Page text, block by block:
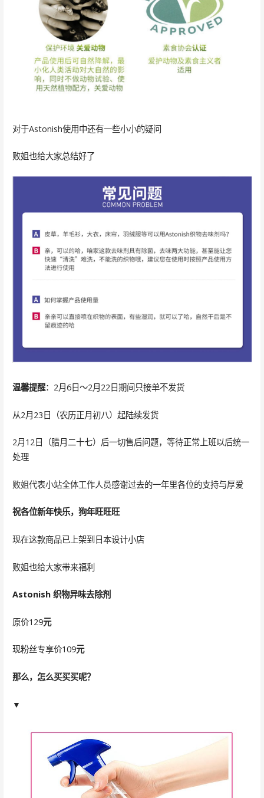
对于Astonish使用中还有一些小小的疑问
败姐也给大家总结好了
温馨提醒：2月6日～2月22日期间只接单不发货
从2月23日（农历正月初八）起陆续发货
2月12日（腊月二十七）后一切售后问题，等待正常上班以后统一
处理
败姐代表小站全体工作人员感谢过去的一年里各位的支持与厚爱
祝各位新年快乐，狗年旺旺旺
现在这款商品已上架到日本设计小店
败姐也给大家带来福利
Astonish 织物异味去除剂
原价129元
现粉丝专享价109元
那么，怎么买买买呢？
▼